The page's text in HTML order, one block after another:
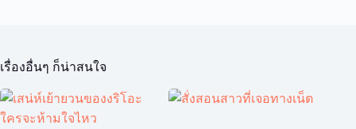
เรื่องอื่นๆ ก็น่าสนใจ